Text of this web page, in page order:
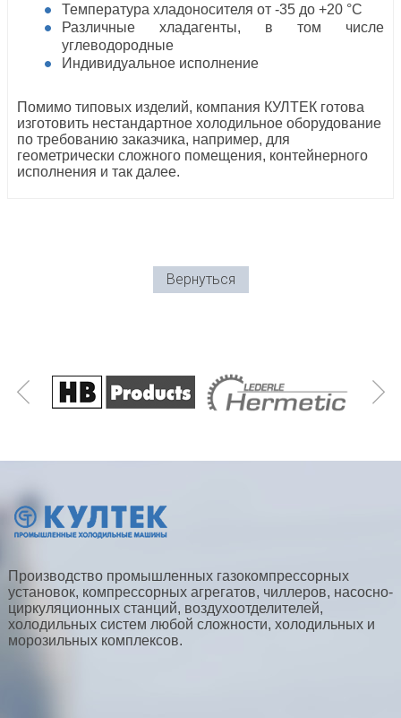
Температура хладоносителя от -35 до +20 °С
Различные хладагенты, в том числе
углеводородные
Индивидуальное исполнение
Помимо типовых изделий, компания КУЛТЕК готова
изготовить нестандартное холодильное оборудование
по требованию заказчика, например, для
геометрически сложного помещения, контейнерного
исполнения и так далее.
Вернуться
Производство промышленных газокомпрессорных
установок, компрессорных агрегатов, чиллеров, насосно-
циркуляционных станций, воздухоотделителей,
холодильных систем любой сложности, холодильных и
морозильных комплексов.